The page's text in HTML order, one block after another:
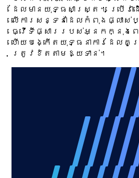
ដែលមានយុទ្ធសាស្ត្រ។ ប្រើវ
លើការសន្ទនាដែលកំពុងផ្លាស់
ធ្វើទីផ្សាររបស់អ្នកក្នុងពេល
ហើយបង្កើតយុទ្ធនាការដែ
ត្រូវខិតតាមឱ្យទាន់។